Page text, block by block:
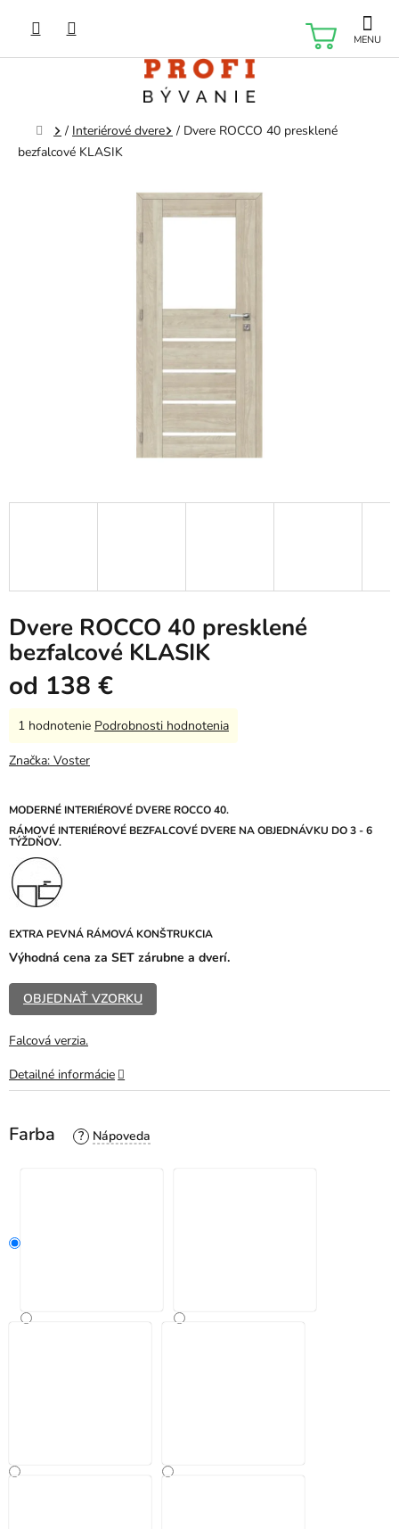
obsah
Domov
/ Interiérové dvere / Dvere ROCCO 40 presklené
bezfalcové KLASIK
Dvere ROCCO 40 presklené
bezfalcové KLASIK
od 138 €
Farba ?
MODERNÉ INTERIÉROVÉ DVERE ROCCO 40.
RÁMOVÉ INTERIÉROVÉ BEZFALCOVÉ DVERE NA OBJEDNÁVKU DO 3 - 6
TÝŽDŇOV.
EXTRA PEVNÁ RÁMOVÁ KONŠTRUKCIA
Výhodná cena za SET zárubne a dverí.
OBJEDNAŤ VZORKU
Falcová verzia.
Detailné informácie
Priemerné
produktu
z
5
hviezdičiek.
1 hodnotenie Podrobnosti hodnotenia
Značka: Voster